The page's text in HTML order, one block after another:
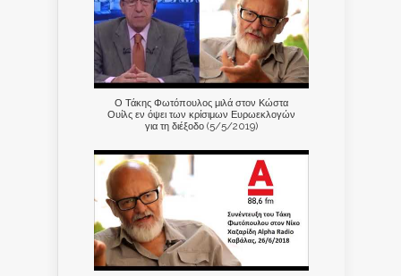
Ο Τάκης Φωτόπουλος μιλά στον Κώστα
Ουίλς εν όψει των κρίσιμων Ευρωεκλογών
για τη διέξοδο (5/5/2019)